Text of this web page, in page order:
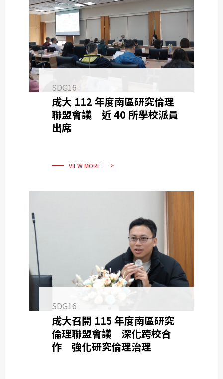
SDG16
成大 112 年度南區研究倫理
聯盟會議 近 40 所學校派員
出席
VIEW MORE
SDG16
成大召開 115 年度南區研究
倫理聯盟會議 深化跨校合
作 強化研究倫理治理